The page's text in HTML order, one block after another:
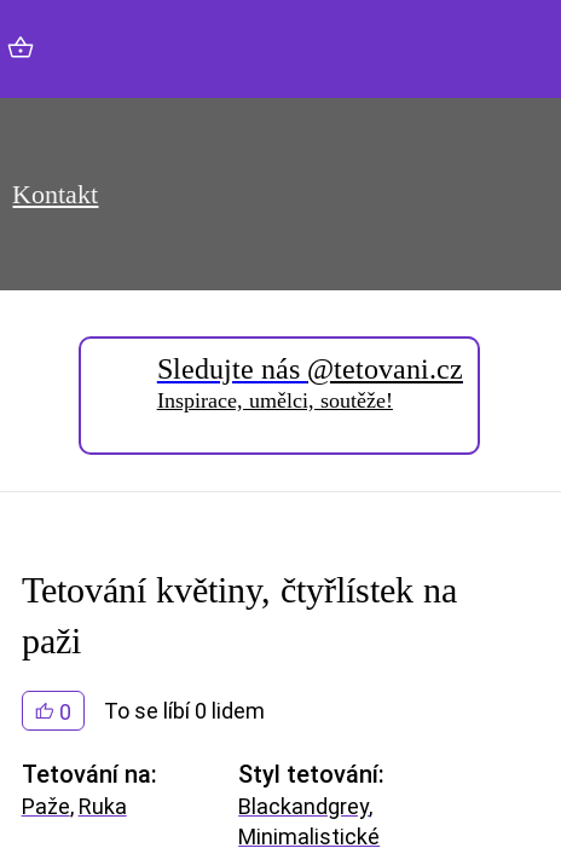
Kontakt
Sledujte nás @tetovani.cz
Inspirace, umělci, soutěže!
Tetování květiny, čtyřlístek na
paži
0 To se líbí 0 lidem
Tetování na:
Paže, Ruka
Styl tetování:
Blackandgrey,
Minimalistické